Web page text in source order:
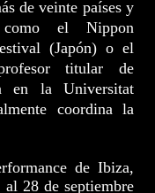
de veinte países y
el Nippon
(Japón) o el
titular de
en la Universitat
coordina la
de Ibiza,
28 de septiembre